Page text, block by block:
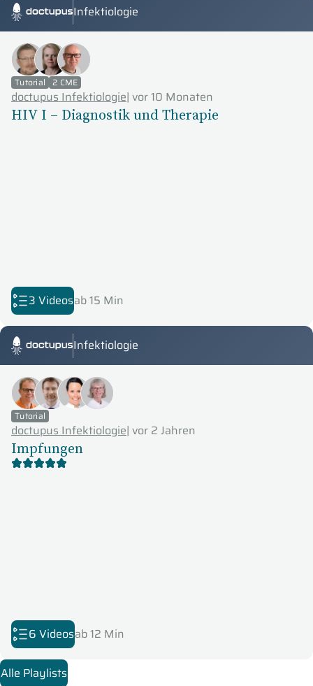
Doctupus TutorialsInfektiologie
Tutorial 2 CME
doctupus Infektiologie| vor 10 Monaten
HIV I – Diagnostik und Therapie
3 Videosab 15 Min
Doctupus TutorialsInfektiologie
Tutorial
doctupus Infektiologie| vor 2 Jahren
Impfungen
6 Videosab 12 Min
Alle Playlists